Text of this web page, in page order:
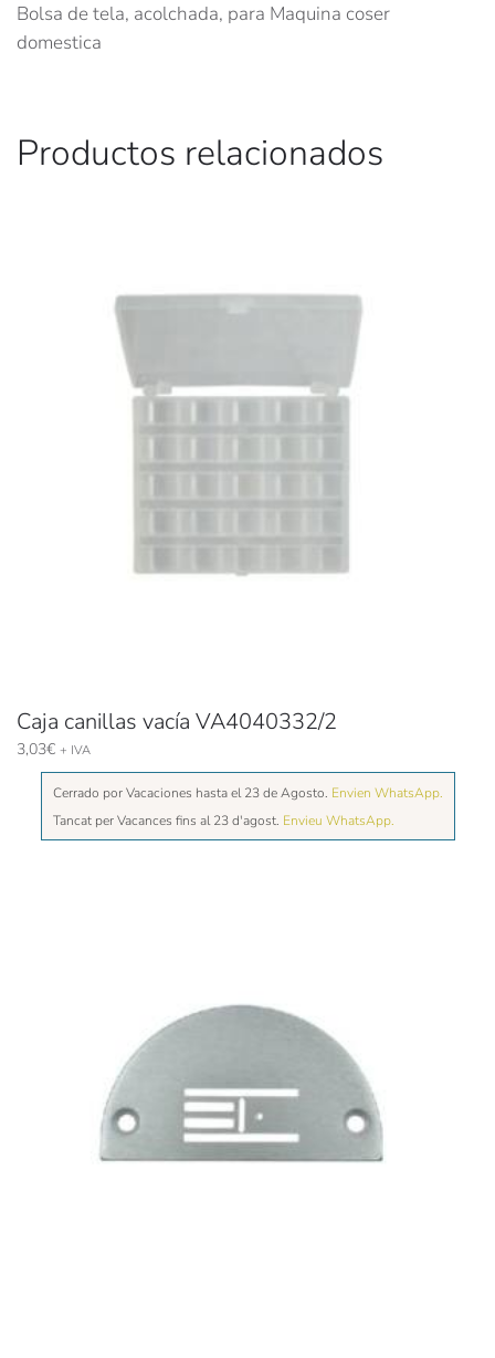
Bolsa de tela, acolchada, para Maquina coser
domestica
Productos relacionados
Caja canillas vacía VA4040332/2
3,03€ + IVA
Cerrado por Vacaciones hasta el 23 de Agosto. Envien WhatsApp.
Tancat per Vacances fins al 23 d'agost. Envieu WhatsApp.